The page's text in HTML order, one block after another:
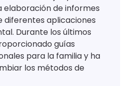
elaboración de informes
diferentes aplicaciones
Durante los últimos
guías
para la familia y ha
los métodos de